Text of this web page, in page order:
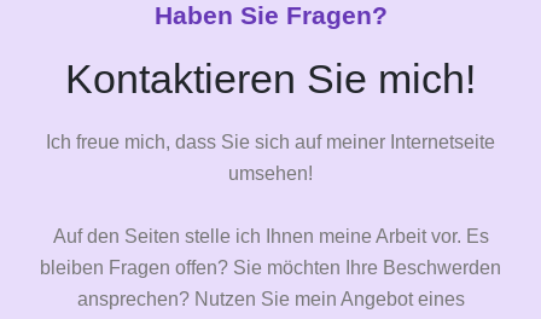
Haben Sie Fragen?
Kontaktieren Sie mich!
Ich freue mich, dass Sie sich auf meiner Internetseite
umsehen!
Auf den Seiten stelle ich Ihnen meine Arbeit vor. Es
bleiben Fragen offen? Sie möchten Ihre Beschwerden
ansprechen? Nutzen Sie mein Angebot eines